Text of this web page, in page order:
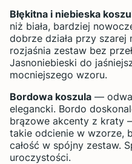
Błękitna i niebieska
niż biała, bardziej
dobrze działa przy
rozjaśnia zestaw bez
Jasnoniebieski do
mocniejszego wzoru.
Bordowa koszula —
elegancki. Bordo
brązowe akcenty z kraty
takie odcienie w wzorze,
całość w spójny zestaw.
uroczystości.